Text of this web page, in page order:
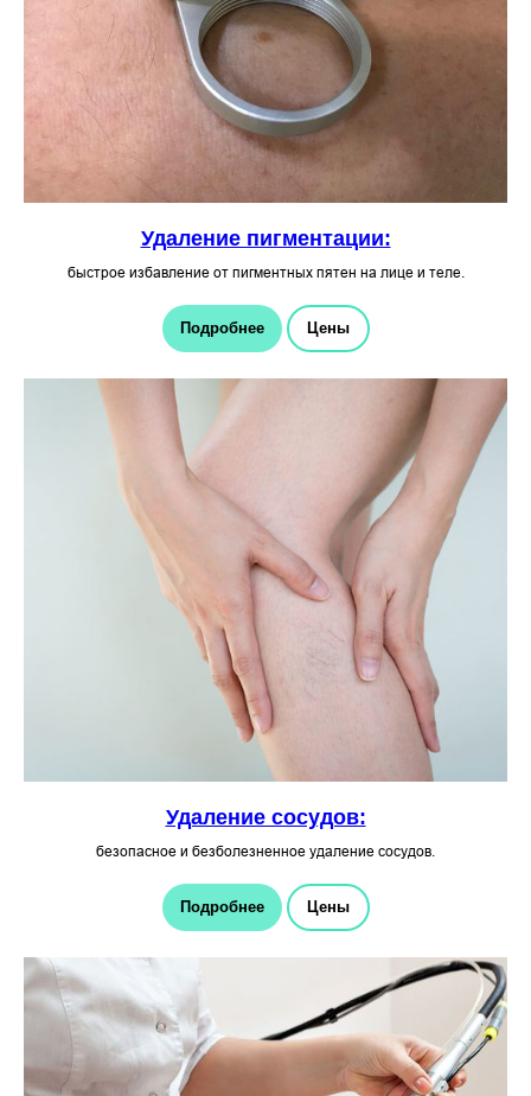
Удаление пигментации:
быстрое избавление от пигментных пятен на лице и теле.
Подробнее Цены
Удаление сосудов:
безопасное и безболезненное удаление сосудов.
Подробнее Цены